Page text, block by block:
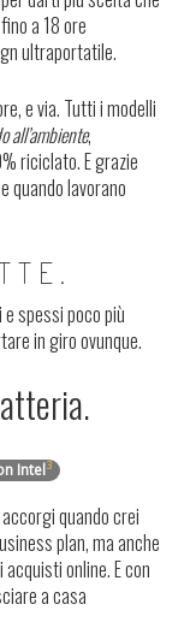
a 18 ore
ultraportatile.
e via. Tutti i modelli
all’ambiente,
riciclato. E grazie
quando lavorano
spessi poco più
in giro ovunque.
Intel3
quando crei
plan, ma anche
online. E con
a casa